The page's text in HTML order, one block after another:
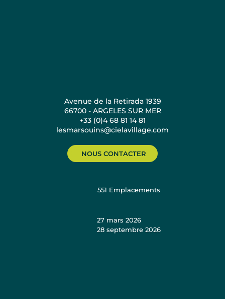
Avenue de la Retirada 1939
66700 - ARGELES SUR MER
+33 (0)4 68 81 14 81
lesmarsouins@cielavillage.com
NOUS CONTACTER
551 Emplacements
27 mars 2026
28 septembre 2026